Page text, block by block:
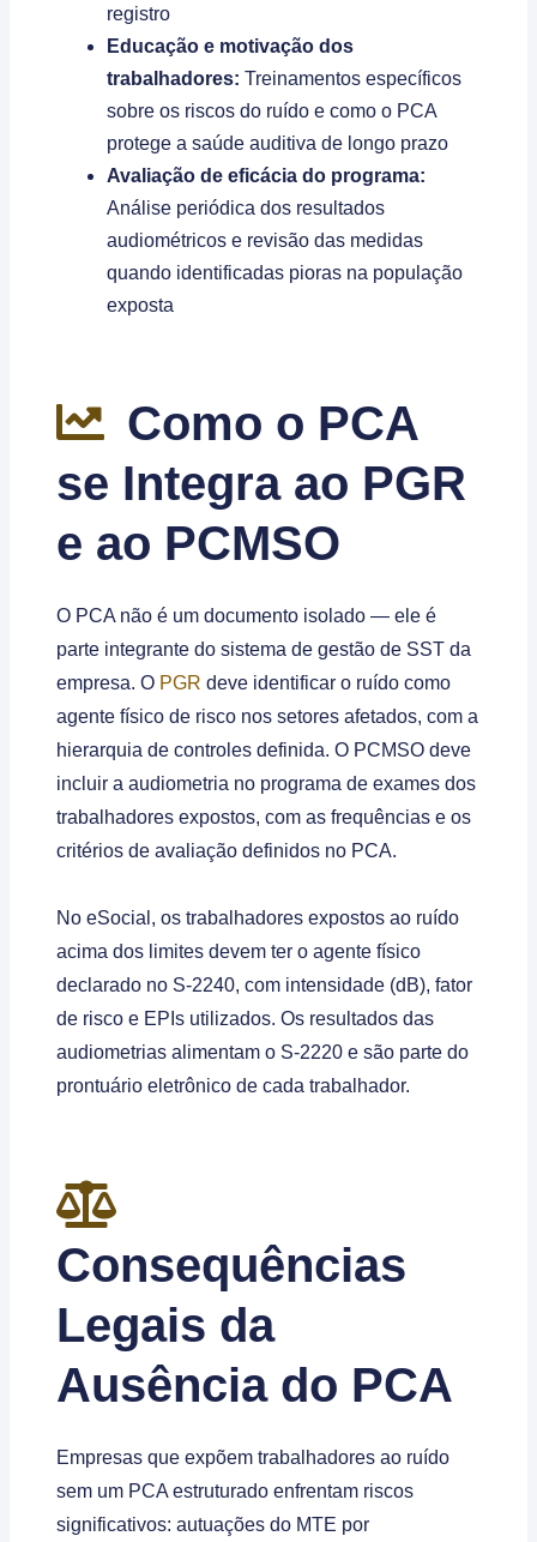
registro
Educação e motivação dos
trabalhadores: Treinamentos específicos
sobre os riscos do ruído e como o PCA
protege a saúde auditiva de longo prazo
Avaliação de eficácia do programa:
Análise periódica dos resultados
audiométricos e revisão das medidas
quando identificadas pioras na população
exposta
Como o PCA
se Integra ao PGR
e ao PCMSO
O PCA não é um documento isolado — ele é
parte integrante do sistema de gestão de SST da
empresa. O PGR deve identificar o ruído como
agente físico de risco nos setores afetados, com a
hierarquia de controles definida. O PCMSO deve
incluir a audiometria no programa de exames dos
trabalhadores expostos, com as frequências e os
critérios de avaliação definidos no PCA.
No eSocial, os trabalhadores expostos ao ruído
acima dos limites devem ter o agente físico
declarado no S-2240, com intensidade (dB), fator
de risco e EPIs utilizados. Os resultados das
audiometrias alimentam o S-2220 e são parte do
prontuário eletrônico de cada trabalhador.
Consequências
Legais da
Ausência do PCA
Empresas que expõem trabalhadores ao ruído
sem um PCA estruturado enfrentam riscos
significativos: autuações do MTE por